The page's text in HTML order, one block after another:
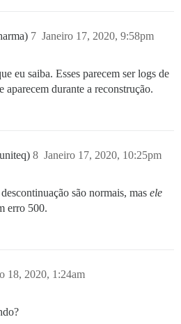
Janeiro 17, 2020, 9:58pm
7
eu saiba. Esses parecem ser logs de
aparecem durante a reconstrução.
Janeiro 17, 2020, 10:25pm
8
são normais, mas ele
erro 500.
18, 2020, 1:24am